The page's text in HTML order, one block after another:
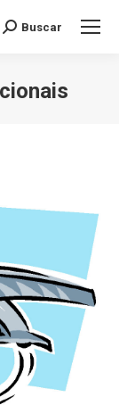
Search:
Buscar